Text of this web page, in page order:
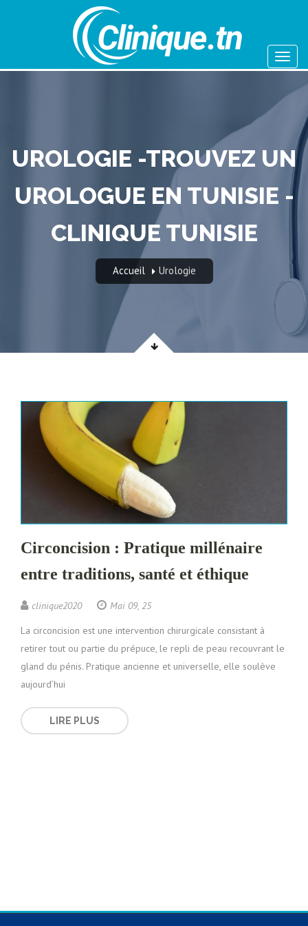
UROLOGIE -TROUVEZ UN
UROLOGUE EN TUNISIE -
CLINIQUE TUNISIE
Accueil Urologie
Circoncision : Pratique millénaire
entre traditions, santé et éthique
clinique2020
Mai 09, 25
La circoncision est une intervention chirurgicale consistant à
retirer tout ou partie du prépuce, le repli de peau recouvrant le
gland du pénis. Pratique ancienne et universelle, elle soulève
aujourd’hui
LIRE PLUS